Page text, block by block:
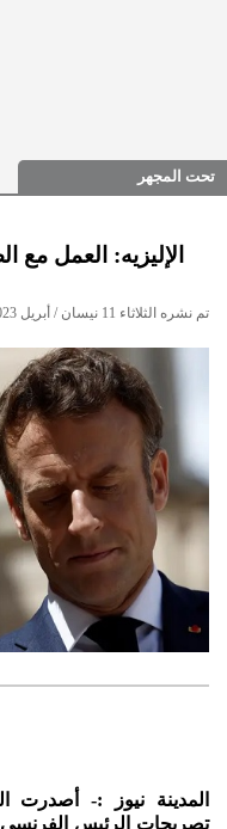
تحت المجهر
الإليزيه: العمل
تم نشره الثلاثاء 11 نيسان / أبريل 2023 02:43 مساءً
المدينة نيوز :- أصدرت
تصريحات الرئيس الفرنسي